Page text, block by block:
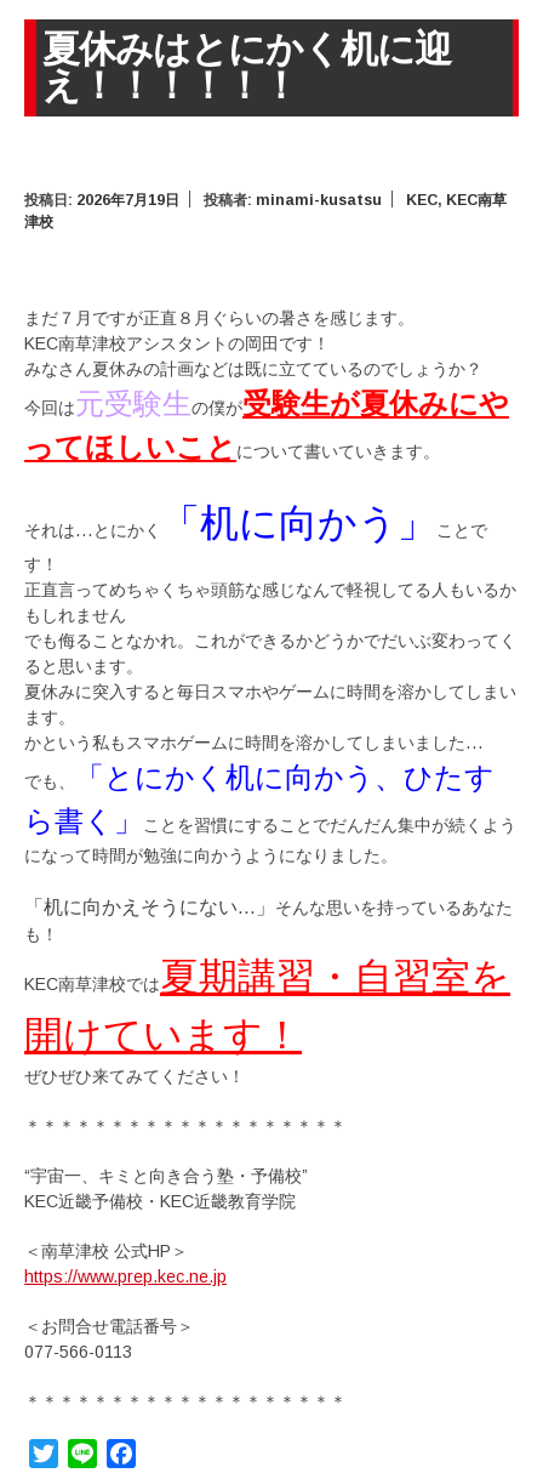
夏休みはとにかく机に迎
え！！！！！！
投稿日: 2026年7月19日 投稿者: minami-kusatsu KEC, KEC南草
津校
まだ７月ですが正直８月ぐらいの暑さを感じます。
KEC南草津校アシスタントの岡田です！
みなさん夏休みの計画などは既に立てているのでしょうか？
今回は元受験生の僕が受験生が夏休みにや
ってほしいこと について書いていきます。
それは…とにかく 「机に向かう」
ことで
す！
正直言ってめちゃくちゃ頭筋な感じなんで軽視してる人もいるか
もしれません
でも侮ることなかれ。これができるかどうかでだいぶ変わってく
ると思います。
夏休みに突入すると毎日スマホやゲームに時間を溶かしてしまい
ます。
かという私もスマホゲームに時間を溶かしてしまいました…
でも、
「とにかく机に向かう、ひたす
ら書く」
ことを習慣にすることでだんだん集中が続くよう
になって時間が勉強に向かうようになりました。
「机に向かえそうにない…」 そんな思いを持っているあなた
も！
KEC南草津校では夏期講習・自習室を
開けています！
ぜひぜひ来てみてください！
＊＊＊＊＊＊＊＊＊＊＊＊＊＊＊＊＊＊＊
“宇宙一、キミと向き合う塾・予備校”
KEC近畿予備校・KEC近畿教育学院
＜南草津校 公式HP＞
https://www.prep.kec.ne.jp
＜お問合せ電話番号＞
077-566-0113
＊＊＊＊＊＊＊＊＊＊＊＊＊＊＊＊＊＊＊
TwitterLine